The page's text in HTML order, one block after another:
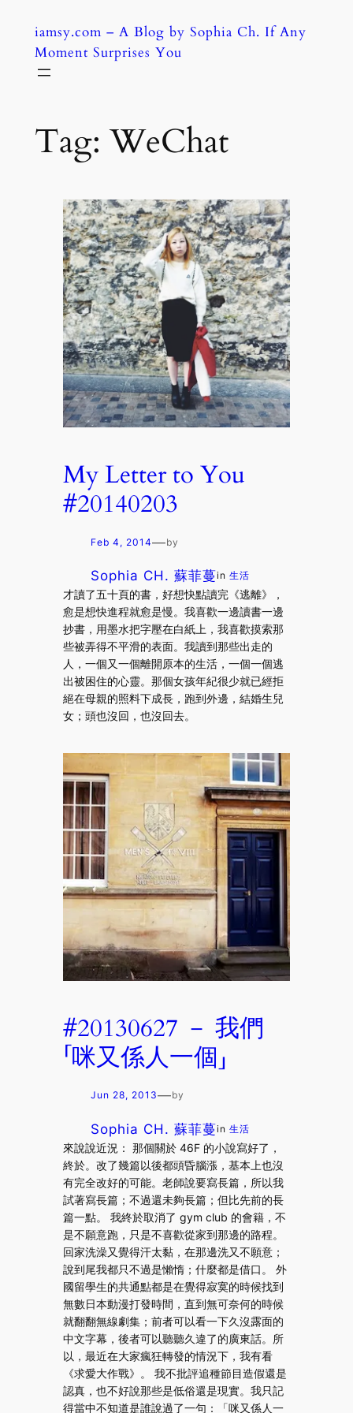
content
iamsy.com – A Blog by Sophia Ch. If Any
Moment Surprises You
Tag:WeChat
My Letter to You
#20140203
Feb 4, 2014—by
Sophia CH. 蘇菲蔓in生活
才讀了五十頁的書，好想快點讀完《逃離》，
愈是想快進程就愈是慢。我喜歡一邊讀書一邊
抄書，用墨水把字壓在白紙上，我喜歡摸索那
些被弄得不平滑的表面。我讀到那些出走的
人，一個又一個離開原本的生活，一個一個逃
出被困住的心靈。那個女孩年紀很少就已經拒
絕在母親的照料下成長，跑到外邊，結婚生兒
女；頭也沒回，也沒回去。
#20130627 － 我們
「咪又係人一個」
Jun 28, 2013—by
Sophia CH. 蘇菲蔓in生活
來說說近況： 那個關於 46F 的小說寫好了，
終於。改了幾篇以後都頭昏腦漲，基本上也沒
有完全改好的可能。老師說要寫長篇，所以我
試著寫長篇；不過還未夠長篇；但比先前的長
篇一點。 我終於取消了 gym club 的會籍，不
是不願意跑，只是不喜歡從家到那邊的路程。
回家洗澡又覺得汗太黏，在那邊洗又不願意；
說到尾我都只不過是懶惰；什麼都是借口。 外
國留學生的共通點都是在覺得寂寞的時候找到
無數日本動漫打發時間，直到無可奈何的時候
就翻翻無線劇集；前者可以看一下久沒露面的
中文字幕，後者可以聽聽久違了的廣東話。所
以，最近在大家瘋狂轉發的情況下，我有看
《求愛大作戰》。 我不批評追種節目造假還是
認真，也不好說那些是低俗還是現實。我只記
得當中不知道是誰說過了一句：「咪又係人一